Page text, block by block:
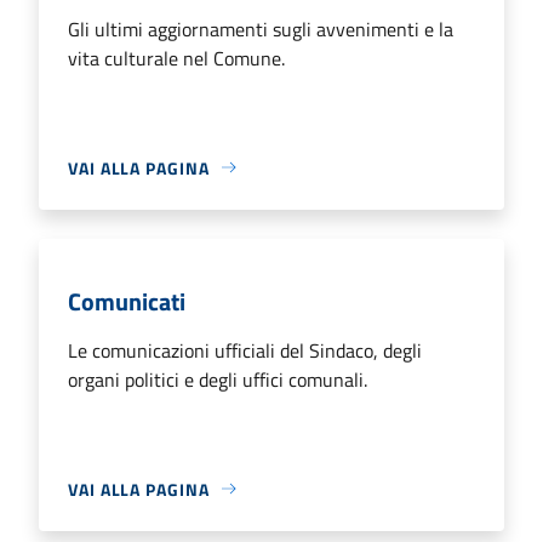
Gli ultimi aggiornamenti sugli avvenimenti e la
vita culturale nel Comune.
VAI ALLA PAGINA
Comunicati
Le comunicazioni ufficiali del Sindaco, degli
organi politici e degli uffici comunali.
VAI ALLA PAGINA